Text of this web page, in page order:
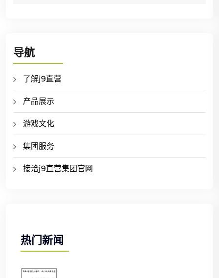
导航
了解j9直营
产品展示
游戏文化
集团服务
接洽j9直营集团官网
热门新闻